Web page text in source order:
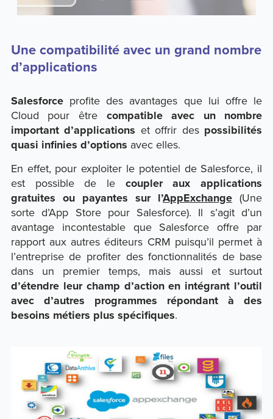
Une compatibilité avec un grand nombre
d’applications
Salesforceprofite des avantages que lui offre le
Cloud pour être compatible avec un nombre
important d’applications et offrir des possibilités
quasi infinies d’options avec elles.
En effet, pour exploiter le potentiel de Salesforce, il
est possible de le coupler aux applications
gratuites ou payantes sur l’AppExchange (Une
sorte d’App Store pour Salesforce). Il s’agit d’un
avantage incontestable que Salesforce offre par
rapport aux autres éditeurs CRM puisqu’il permet à
l’entreprise de profiter des fonctionnalités de base
dans un premier temps, mais aussi et surtout
d’étendre leur champ d’action en intégrant l’outil
avec d’autres programmes répondant à des
besoins métiers plus spécifiques.